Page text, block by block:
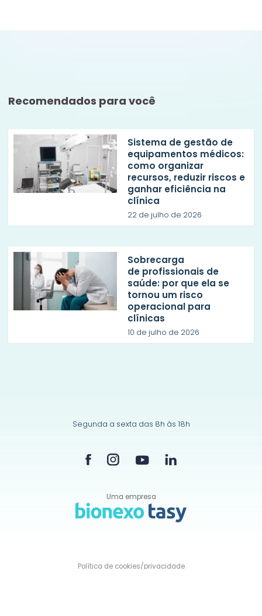
Recomendados para você
Sistema de gestão de
equipamentos médicos:
como organizar
recursos, reduzir riscos e
ganhar eficiência na
clínica
22 de julho de 2026
Sobrecarga
de profissionais de
saúde: por que ela se
tornou um risco
operacional para
clínicas
10 de julho de 2026
Segunda a sexta das 8h às 18h
Uma empresa
Política decookies/privacidade